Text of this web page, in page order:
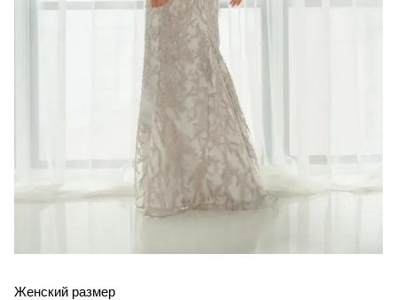
Женский размер